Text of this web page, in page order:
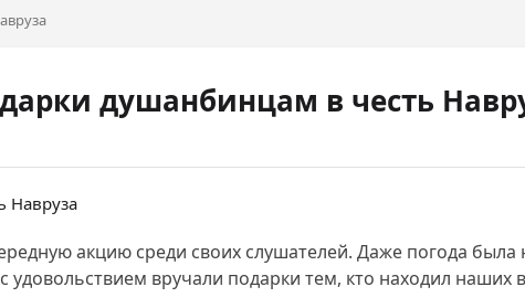
душанбинцам в честь
акцию среди своих слушателей. Даже погода
удовольствием вручали подарки тем, кто находил наших